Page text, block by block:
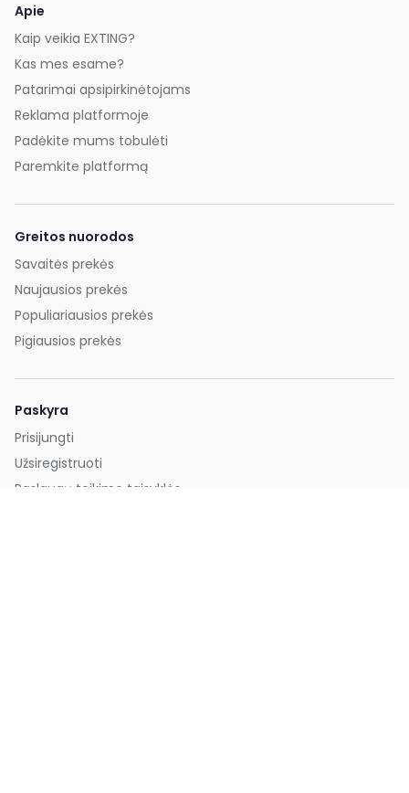
Apie
Kaip veikia EXTING?
Kas mes esame?
Patarimai apsipirkinėtojams
Reklama platformoje
Padėkite mums tobulėti
Paremkite platformą
Greitos nuorodos
Savaitės prekės
Naujausios prekės
Populiariausios prekės
Pigiausios prekės
Paskyra
Prisijungti
Užsiregistruoti
Paslaugų teikimo taisyklės